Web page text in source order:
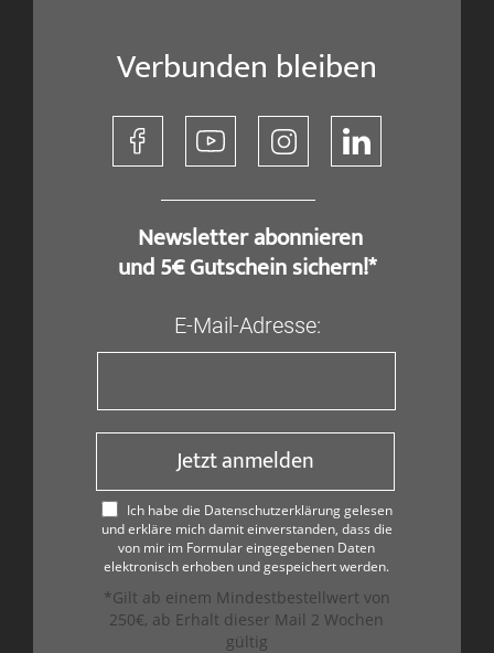
Verbunden bleiben
​ Newsletter abonnieren
und 5€ Gutschein sichern!*
E-Mail-Adresse:
Jetzt anmelden
Ich habe die Datenschutzerklärung gelesen
und erkläre mich damit einverstanden, dass die
von mir im Formular eingegebenen Daten
elektronisch erhoben und gespeichert werden.
*Gilt ab einem Mindestbestellwert von
250€, ab Erhalt dieser Mail 2 Wochen
gültig